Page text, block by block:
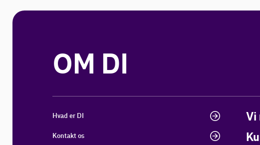
OM DI
Hvad er DI
Kontakt os
Vi